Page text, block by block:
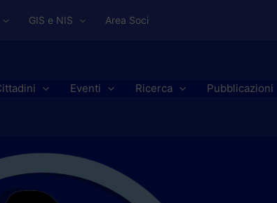
GIS e NIS Area Soci
Eventi Ricerca Pubblicazioni